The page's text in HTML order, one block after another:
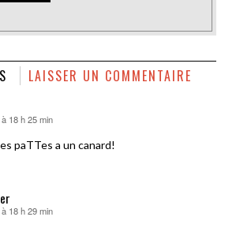
LAISSER UN COMMENTAIRE
18 h 25 min
paTTes a un canard!
18 h 29 min